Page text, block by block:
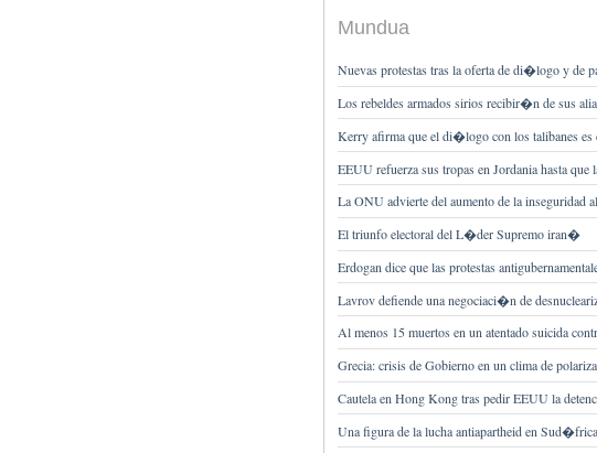
Mundua
Nuevas protestas tras la oferta de di�logo y de
Los rebeldes armados sirios recibir�n de sus
Kerry afirma que el di�logo con los talibanes es
EEUU refuerza sus tropas en Jordania hasta
La ONU advierte del aumento de la inseguridad
El triunfo electoral del L�der Supremo iran�
Erdogan dice que las protestas
Lavrov defiende una negociaci�n de
Al menos 15 muertos en un atentado suicida
Grecia: crisis de Gobierno en un clima de
Cautela en Hong Kong tras pedir EEUU la
Una figura de la lucha antiapartheid en